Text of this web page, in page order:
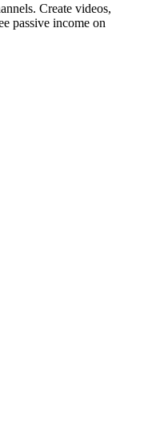
Create videos,
passive income on